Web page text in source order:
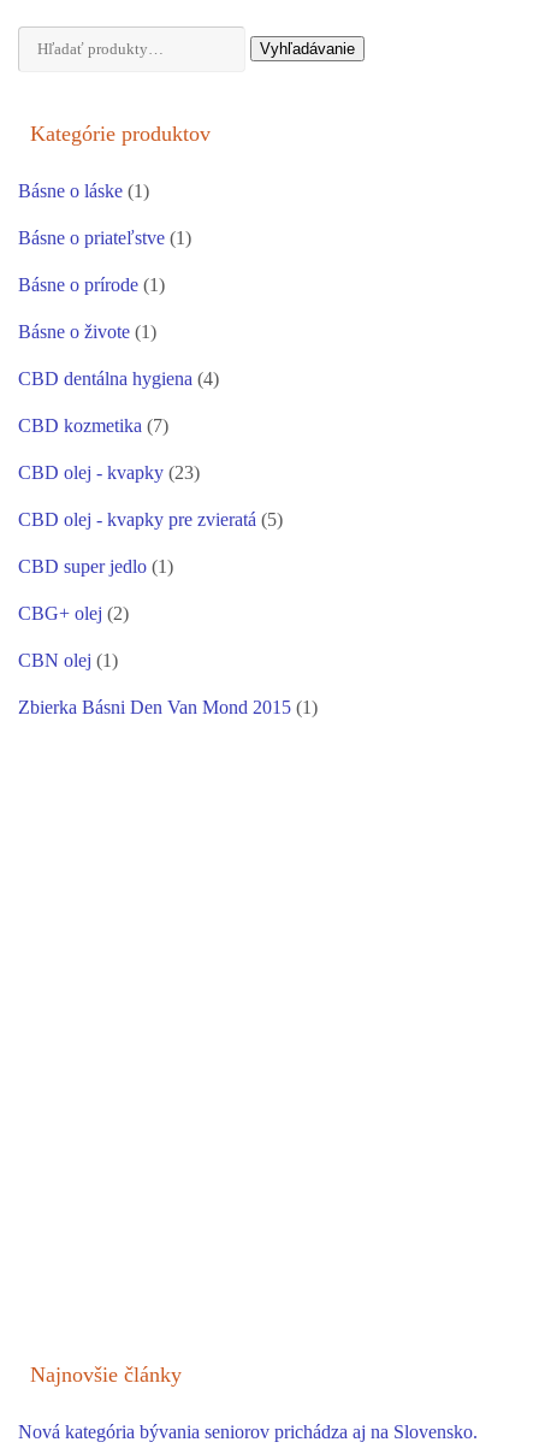
Hľadať: Vyhľadávanie
Kategórie produktov
Básne o láske (1)
Básne o priateľstve (1)
Básne o prírode (1)
Básne o živote (1)
CBD dentálna hygiena (4)
CBD kozmetika (7)
CBD olej - kvapky (23)
CBD olej - kvapky pre zvieratá (5)
CBD super jedlo (1)
CBG+ olej (2)
CBN olej (1)
Zbierka Básni Den Van Mond 2015 (1)
Najnovšie články
Nová kategória bývania seniorov prichádza aj na Slovensko.